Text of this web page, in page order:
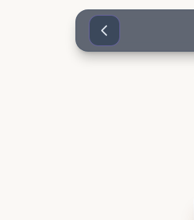
Sari la conținut